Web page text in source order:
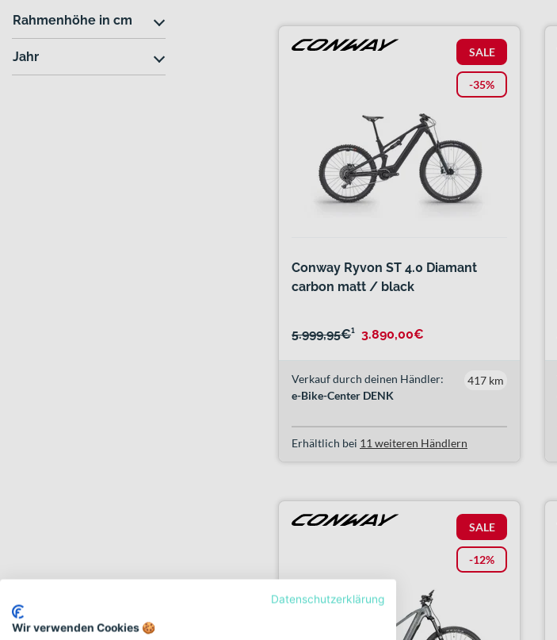
Rahmenhöhe in cm
Jahr SALE
-35%
Conway Ryvon ST 4.0 Diamant
carbon matt / black
5.999,95€¹ 3.890,00€
Verkauf durch deinen Händler:
e-Bike-Center DENK
417 km
Erhältlich bei 11 weiteren Händlern
SALE
-12%
Datenschutzerklärung
Wir verwenden Cookies 🍪